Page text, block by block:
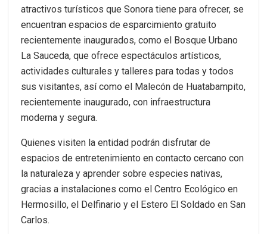
atractivos turísticos que Sonora tiene para ofrecer, se
encuentran espacios de esparcimiento gratuito
recientemente inaugurados, como el Bosque Urbano
La Sauceda, que ofrece espectáculos artísticos,
actividades culturales y talleres para todas y todos
sus visitantes, así como el Malecón de Huatabampito,
recientemente inaugurado, con infraestructura
moderna y segura.
Quienes visiten la entidad podrán disfrutar de
espacios de entretenimiento en contacto cercano con
la naturaleza y aprender sobre especies nativas,
gracias a instalaciones como el Centro Ecológico en
Hermosillo, el Delfinario y el Estero El Soldado en San
Carlos.